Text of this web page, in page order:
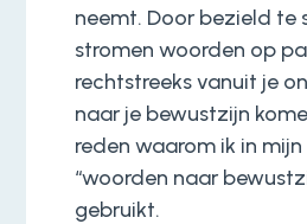
neemt. Door bezield te
stromen woorden op
rechtstreeks vanuit je
naar je bewustzijn
reden waarom ik in
“woorden naar
gebruikt.